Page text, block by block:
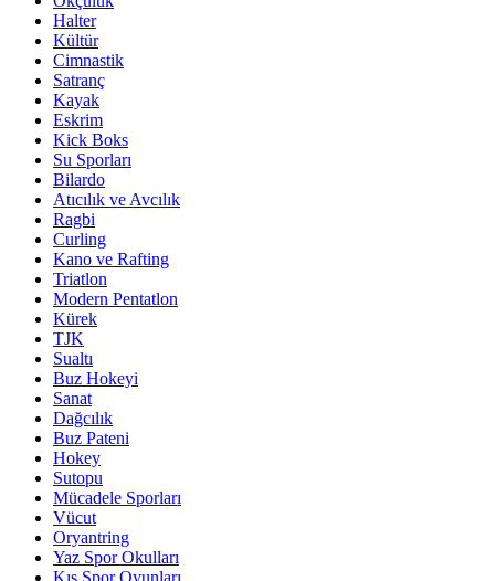
Halter
Kültür
Cimnastik
Satranç
Kayak
Eskrim
Kick Boks
Su Sporları
Bilardo
Atıcılık ve Avcılık
Ragbi
Curling
Kano ve Rafting
Triatlon
Modern Pentatlon
Kürek
TJK
Sualtı
Buz Hokeyi
Sanat
Dağcılık
Buz Pateni
Hokey
Sutopu
Mücadele Sporları
Vücut
Oryantring
Yaz Spor Okulları
Kış Spor Oyunları